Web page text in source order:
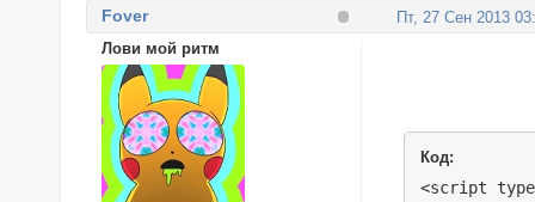
var god =
}
var tDay =
Months =
var tMonth =
Пт, 27 Сен 2013
Fover
Лови мой ритм
Код:
<script